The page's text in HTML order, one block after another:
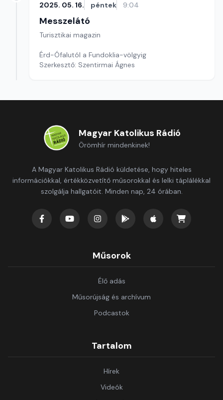
2025. 05. 16. péntek 9:04
Messzelátó
Turisztikai magazin
Érd-Ófalutól a Fundoklia-völgyig
Szerkesztő: Szentirmai Ágnes
Magyar Katolikus Rádió
Örömhír mindenkinek!
A Magyar Katolikus Rádió küldetése, hogy hiteles
információkkal, értékközvetítő műsorokkal és lelki táplálékkal
szolgálja hallgatóit. Minden nap, 24 órában.
Műsorok
Élő adás
Műsorújság és archívum
Podcastok
Tartalom
Hírek
Videók